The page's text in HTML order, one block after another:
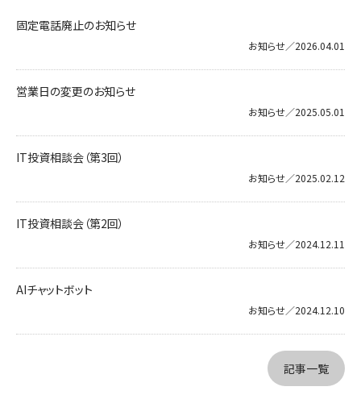
固定電話廃止のお知らせ
お知らせ／2026.04.01
営業日の変更のお知らせ
お知らせ／2025.05.01
IT投資相談会（第3回）
お知らせ／2025.02.12
IT投資相談会（第2回）
お知らせ／2024.12.11
AIチャットボット
お知らせ／2024.12.10
記事一覧